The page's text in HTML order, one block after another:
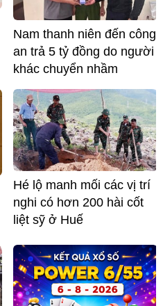
Nam thanh niên đến công
an trả 5 tỷ đồng do người
khác chuyển nhầm
Hé lộ manh mối các vị trí
nghi có hơn 200 hài cốt
liệt sỹ ở Huế